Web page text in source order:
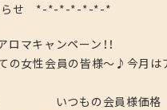
らせ *-*-*-*-*-*-*
マキャンペーン！！
ての女性会員の皆様～♪今
員様価格 今月